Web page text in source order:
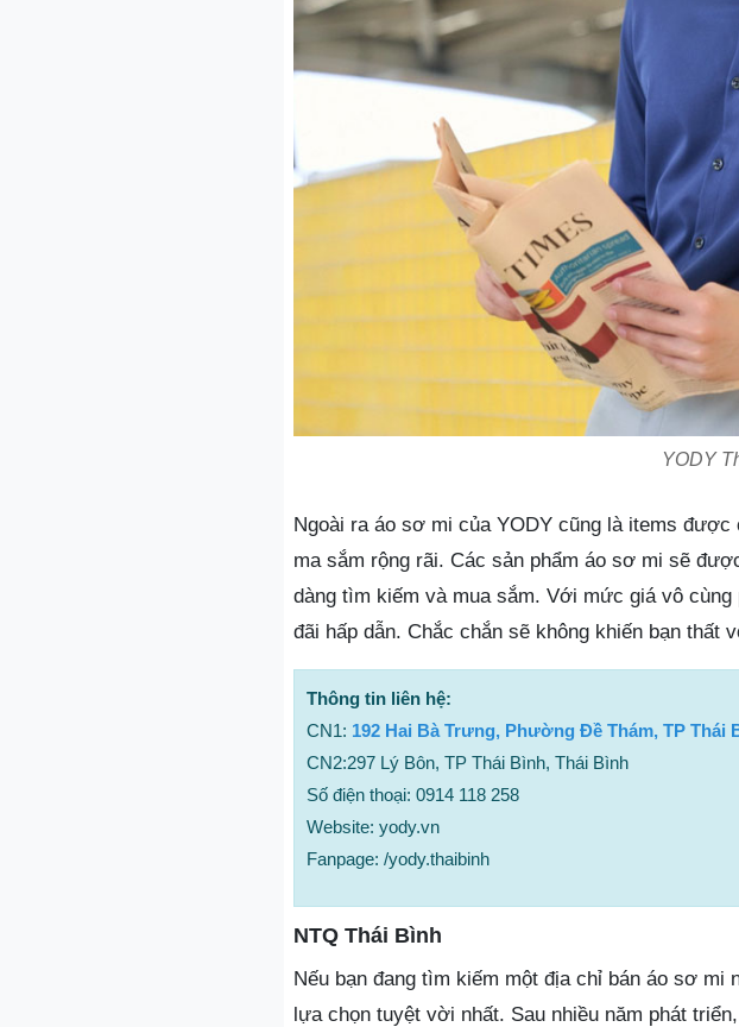
YODY
Ngoài ra áo sơ mi của YODY cũng là items
ma sắm rộng rãi. Các sản phẩm áo sơ mi sẽ
dàng tìm kiếm và mua sắm. Với mức giá vô
đãi hấp dẫn. Chắc chắn sẽ không khiến bạn thất
Thông tin liên hệ:
CN1: 192 Hai Bà Trưng, Phường Đề Thám, TP Thái
CN2:297 Lý Bôn, TP Thái Bình, Thái Bình
Số điện thoại: 0914 118 258
Website: yody.vn
Fanpage: /yody.thaibinh
NTQ Thái Bình
Nếu bạn đang tìm kiếm một địa chỉ bán áo sơ
lựa chọn tuyệt vời nhất. Sau nhiều năm phát